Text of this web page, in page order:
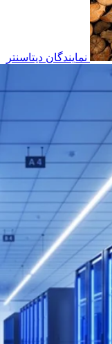
نمایندگان دیتاسنتر